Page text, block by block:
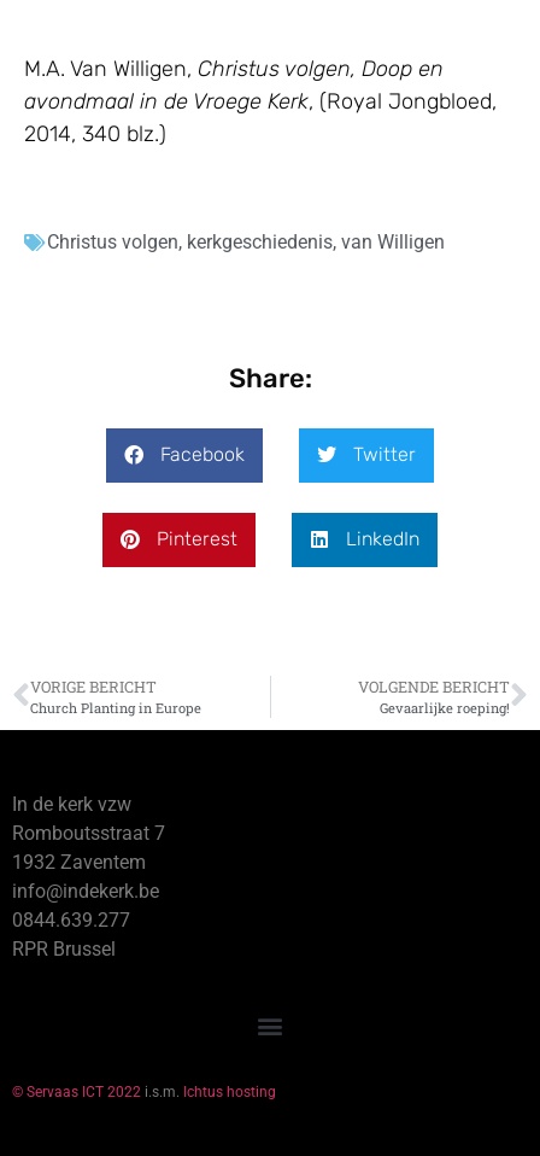
M.A. Van Willigen, Christus volgen, Doop en
avondmaal in de Vroege Kerk, (Royal Jongbloed,
2014, 340 blz.)
Christus volgen, kerkgeschiedenis, van Willigen
Share:
Facebook Twitter
Pinterest LinkedIn
VORIGE BERICHT
Church Planting in Europe
VOLGENDE BERICHT
Gevaarlijke roeping!
In de kerk vzw
Romboutsstraat 7
1932 Zaventem
info@indekerk.be
0844.639.277
RPR Brussel
© Servaas ICT 2022 i.s.m. Ichtus hosting